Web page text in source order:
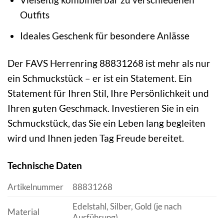
Outfits
Ideales Geschenk für besondere Anlässe
Der FAVS Herrenring 88831268 ist mehr als nur
ein Schmuckstück – er ist ein Statement. Ein
Statement für Ihren Stil, Ihre Persönlichkeit und
Ihren guten Geschmack. Investieren Sie in ein
Schmuckstück, das Sie ein Leben lang begleiten
wird und Ihnen jeden Tag Freude bereitet.
Technische Daten
Artikelnummer 88831268
Material
Edelstahl, Silber, Gold (je nach